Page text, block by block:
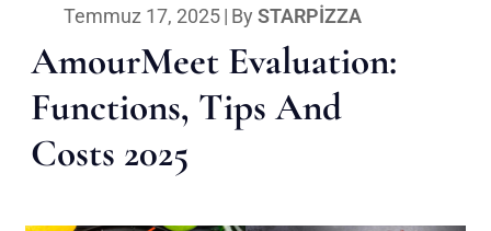
Temmuz 17, 2025| By STARPIZZA
AmourMeet Evaluation:
Functions, Tips And
Costs 2025